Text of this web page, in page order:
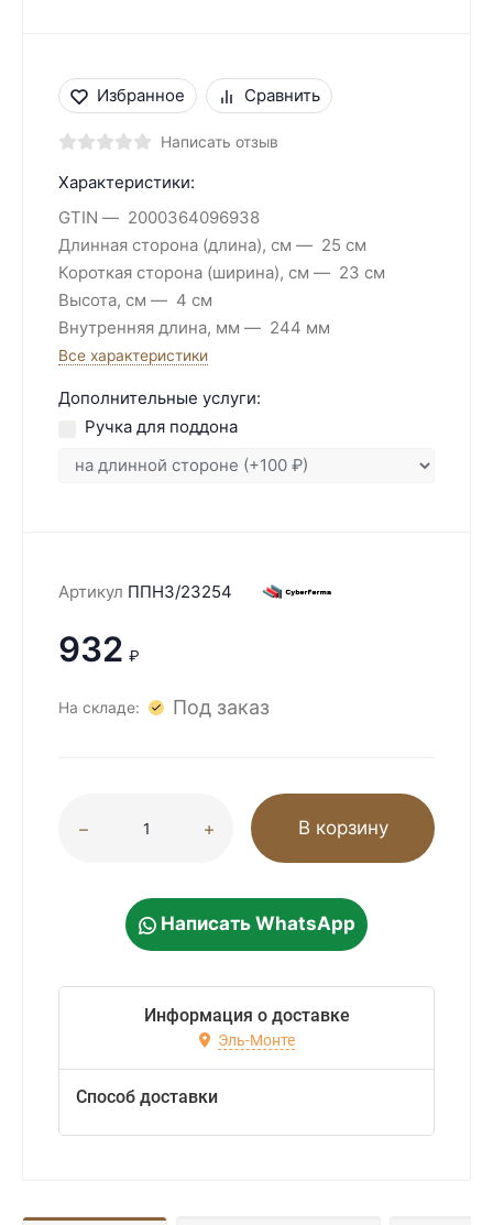
Избранное Сравнить
Написать отзыв
Характеристики:
GTIN
2000364096938
Длинная сторона (длина), см
25 см
Короткая сторона (ширина), см
23 см
Высота, см
4 см
Внутренняя длина, мм
244 мм
Все характеристики
Дополнительные услуги:
Ручка для поддона
Артикул ППН3/23254
932 ₽
На складе: Под заказ
В корзину
Написать WhatsApp
Информация о доставке
Эль-Монте
Способ доставки